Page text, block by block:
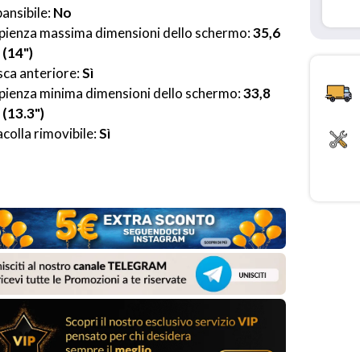
No
massima dimensioni dello schermo: 35,6
(14")
anteriore: Sì
minima dimensioni dello schermo: 33,8
(13.3")
rimovibile: Sì